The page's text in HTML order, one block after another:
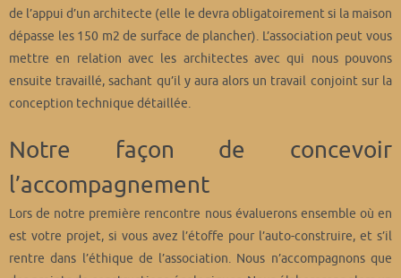
de l’appui d’un architecte (elle le devra obligatoirement si la maison
dépasse les 150 m2 de surface de plancher). L’association peut vous
mettre en relation avec les architectes avec qui nous pouvons
ensuite travaillé, sachant qu’il y aura alors un travail conjoint sur la
conception technique détaillée.
Notre façon de concevoir
l’accompagnement
Lors de notre première rencontre nous évaluerons ensemble où en
est votre projet, si vous avez l’étoffe pour l’auto-construire, et s’il
rentre dans l’éthique de l’association. Nous n’accompagnons que